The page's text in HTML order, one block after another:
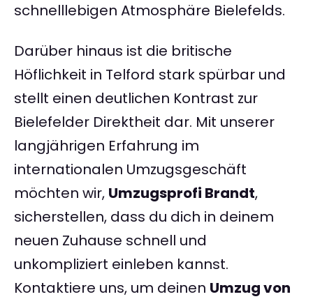
schnelllebigen Atmosphäre Bielefelds.
Darüber hinaus ist die britische
Höflichkeit in Telford stark spürbar und
stellt einen deutlichen Kontrast zur
Bielefelder Direktheit dar. Mit unserer
langjährigen Erfahrung im
internationalen Umzugsgeschäft
möchten wir, Umzugsprofi Brandt,
sicherstellen, dass du dich in deinem
neuen Zuhause schnell und
unkompliziert einleben kannst.
Kontaktiere uns, um deinen Umzug von